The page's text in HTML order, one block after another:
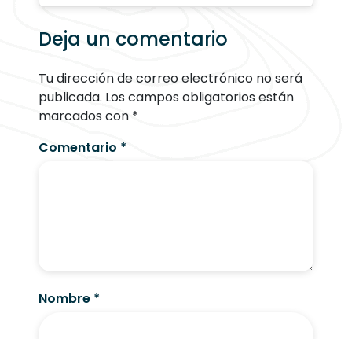
Deja un comentario
Tu dirección de correo electrónico no será
publicada. Los campos obligatorios están
marcados con *
Comentario *
Nombre *